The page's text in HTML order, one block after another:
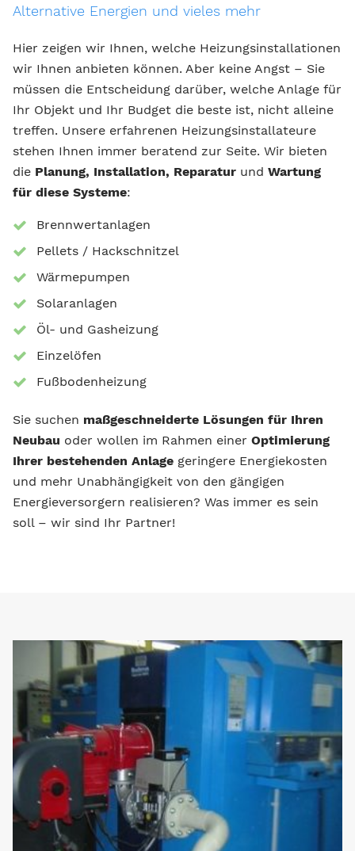
Alternative Energien und vieles mehr
Hier zeigen wir Ihnen, welche Heizungsinstallationen
wir Ihnen anbieten können. Aber keine Angst – Sie
müssen die Entscheidung darüber, welche Anlage für
Ihr Objekt und Ihr Budget die beste ist, nicht alleine
treffen. Unsere erfahrenen Heizungsinstallateure
stehen Ihnen immer beratend zur Seite. Wir bieten
die Planung, Installation, Reparatur und Wartung
für diese Systeme:
Brennwertanlagen
Pellets / Hackschnitzel
Wärmepumpen
Solaranlagen
Öl- und Gasheizung
Einzelöfen
Fußbodenheizung
Sie suchen maßgeschneiderte Lösungen für Ihren
Neubau oder wollen im Rahmen einer Optimierung
Ihrer bestehenden Anlage geringere Energiekosten
und mehr Unabhängigkeit von den gängigen
Energieversorgern realisieren? Was immer es sein
soll – wir sind Ihr Partner!